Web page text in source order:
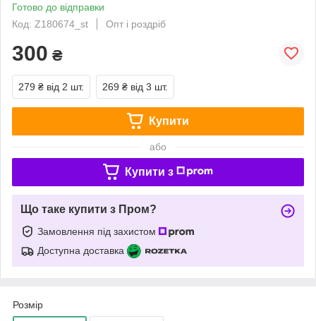
Готово до відправки
Код: Z180674_st
Опт і роздріб
300 ₴
279 ₴ від 2 шт. 269 ₴ від 3 шт.
Купити
або
Купити з
Що таке купити з Пром?
Замовлення під захистом
Доступна доставка
Розмір